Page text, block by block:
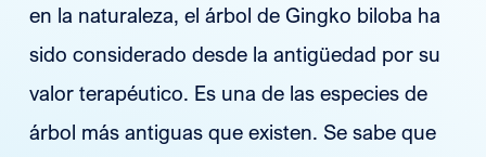
en la naturaleza, el árbol de Gingko biloba ha
sido considerado desde la antigüedad por su
valor terapéutico. Es una de las especies de
árbol más antiguas que existen. Se sabe que